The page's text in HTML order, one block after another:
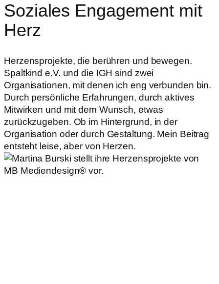
Soziales Engagement mit
Herz
Herzensprojekte, die berühren und bewegen.
Spaltkind e.V. und die IGH sind zwei
Organisationen, mit denen ich eng verbunden bin.
Durch persönliche Erfahrungen, durch aktives
Mitwirken und mit dem Wunsch, etwas
zurückzugeben. Ob im Hintergrund, in der
Organisation oder durch Gestaltung. Mein Beitrag
entsteht leise, aber von Herzen.